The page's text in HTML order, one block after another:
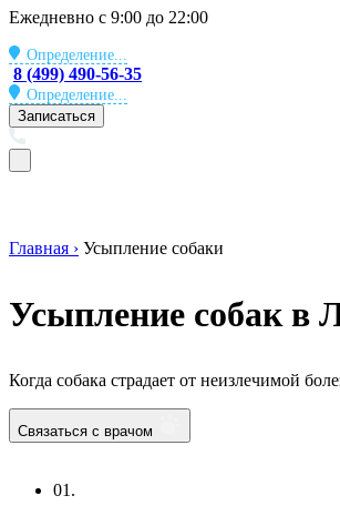
Ежедневно с 9:00 до 22:00
Определение...
8 (499) 490-56-35
Определение...
Записаться
Главная › Усыпление собаки
Усыпление собак в
Когда собака страдает от неизлечимой
Связаться с врачом
01.